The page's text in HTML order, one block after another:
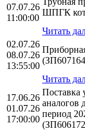
07.07.26
11:00:00
ШПГК
Читать
02.07.26
08.07.26
13:55:00
Читать
17.06.26
01.07.26
17:00:00
Поставка
период